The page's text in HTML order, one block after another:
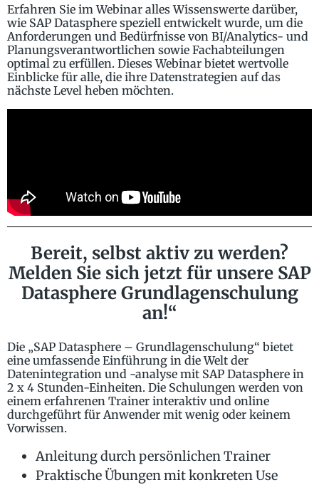
Erfahren Sie im Webinar alles Wissenswerte darüber,
wie SAP Datasphere speziell entwickelt wurde, um die
Anforderungen und Bedürfnisse von BI/Analytics- und
Planungsverantwortlichen sowie Fachabteilungen
optimal zu erfüllen. Dieses Webinar bietet wertvolle
Einblicke für alle, die ihre Datenstrategien auf das
nächste Level heben möchten.
Bereit, selbst aktiv zu werden?
Melden Sie sich jetzt für unsere SAP
Datasphere Grundlagenschulung
an!“
Die „SAP Datasphere – Grundlagenschulung“ bietet
eine umfassende Einführung in die Welt der
Datenintegration und -analyse mit SAP Datasphere in
2 x 4 Stunden-Einheiten. Die Schulungen werden von
einem erfahrenen Trainer interaktiv und online
durchgeführt für Anwender mit wenig oder keinem
Vorwissen.
Anleitung durch persönlichen Trainer
Praktische Übungen mit konkreten Use